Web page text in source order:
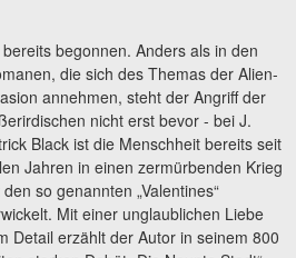
begonnen. Anders als in den
die sich des Themas der Alien-
annehmen, steht der Angriff der
nicht erst bevor - bei J.
Black ist die Menschheit bereits seit
Jahren in einen zermürbenden Krieg
den so genannten „Valentines“
Mit einer unglaublichen Liebe
Detail erzählt der Autor in seinem 800